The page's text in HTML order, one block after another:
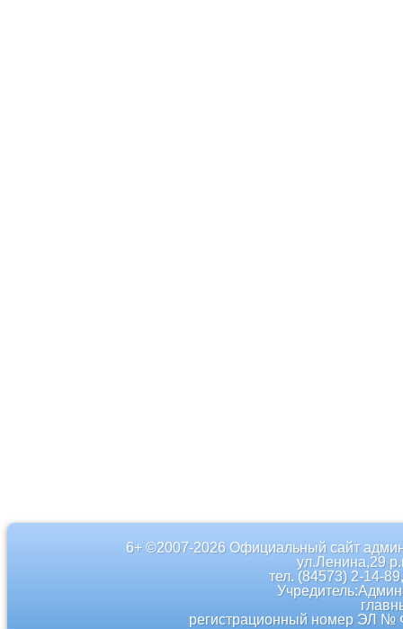
6+ ©2007-2026 Официальный сайт
ул.Ленина,29
тел. (84573) 2-14-
регистрационный номер ЭЛ №